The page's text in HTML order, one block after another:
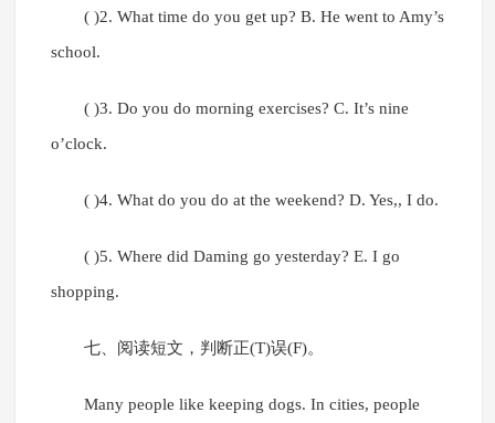
( )2. What time do you get up? B. He went to Amy’s
school.
( )3. Do you do morning exercises? C. It’s nine
o’clock.
( )4. What do you do at the weekend? D. Yes,, I do.
( )5. Where did Daming go yesterday? E. I go
shopping.
七、阅读短文，判断正(T)误(F)。
Many people like keeping dogs. In cities, people